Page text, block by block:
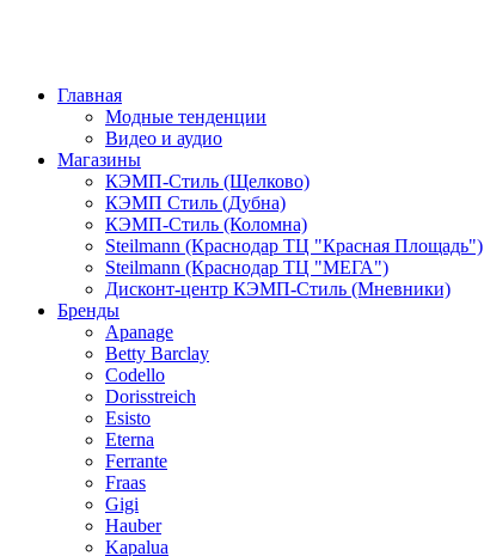
Главная
Модные тенденции
Видео и аудио
Магазины
КЭМП-Стиль (Щелково)
КЭМП Стиль (Дубна)
КЭМП-Стиль (Коломна)
Steilmann (Краснодар ТЦ "Красная Площадь")
Steilmann (Краснодар ТЦ "МЕГА")
Дисконт-центр КЭМП-Стиль (Мневники)
Бренды
Apanage
Betty Barclay
Codello
Dorisstreich
Esisto
Eterna
Ferrante
Fraas
Gigi
Hauber
Kapalua